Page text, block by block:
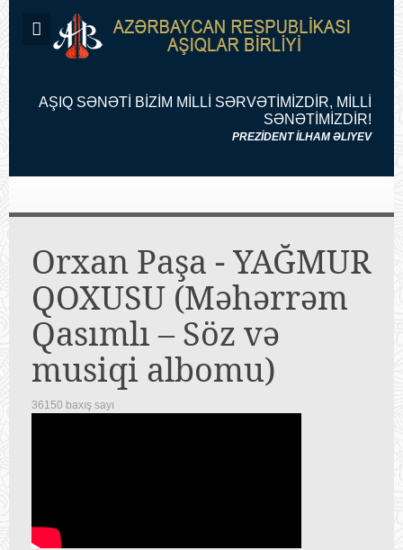
AŞIQ SƏNƏTİ BİZİM MİLLİ SƏRVƏTİMİZDİR, MİLLİ
SƏNƏTİMİZDİR!
PREZİDENT İLHAM ƏLIYEV
Orxan Paşa - YAĞMUR
QOXUSU (Məhərrəm
Qasımlı – Söz və
musiqi albomu)
36150 baxış sayı